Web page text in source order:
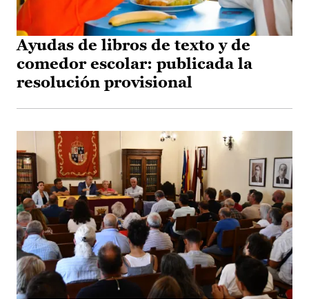
Ayudas de libros de texto y de
comedor escolar: publicada la
resolución provisional